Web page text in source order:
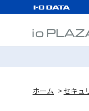
ホーム >セキュ